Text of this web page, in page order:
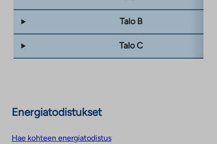
Talo B
Talo C
Energiatodistukset
Hae kohteen energiatodistus